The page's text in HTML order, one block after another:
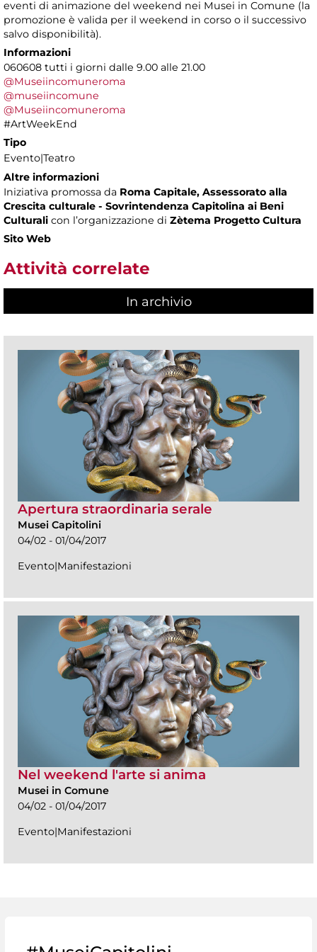
eventi di animazione del weekend nei Musei in Comune (la
promozione è valida per il weekend in corso o il successivo
salvo disponibilità).
Informazioni
060608 tutti i giorni dalle 9.00 alle 21.00
@Museiincomuneroma
@museiincomune
@Museiincomuneroma
#ArtWeekEnd
Tipo
Evento|Teatro
Altre informazioni
Iniziativa promossa da Roma Capitale, Assessorato alla
Crescita culturale - Sovrintendenza Capitolina ai Beni
Culturali con l’organizzazione di Zètema Progetto Cultura
Sito Web
Attività correlate
In archivio
Apertura straordinaria serale
Musei Capitolini
04/02 - 01/04/2017
Evento|Manifestazioni
Nel weekend l'arte si anima
Musei in Comune
04/02 - 01/04/2017
Evento|Manifestazioni